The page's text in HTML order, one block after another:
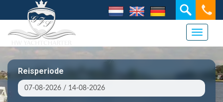
Reisperiode
Toggle